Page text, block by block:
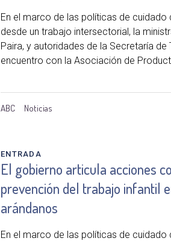
En el marco de las políticas de cuidado
desde un trabajo intersectorial, la
Paira, y autoridades de la Secretaría de
encuentro con la Asociación de
ABC Noticias
ENTRADA
El gobierno articula acciones
prevención del trabajo infantil
arándanos
En el marco de las políticas de cuidado